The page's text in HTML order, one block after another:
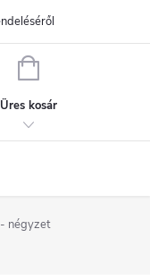
KOSÁR
Üres kosár
négyzet